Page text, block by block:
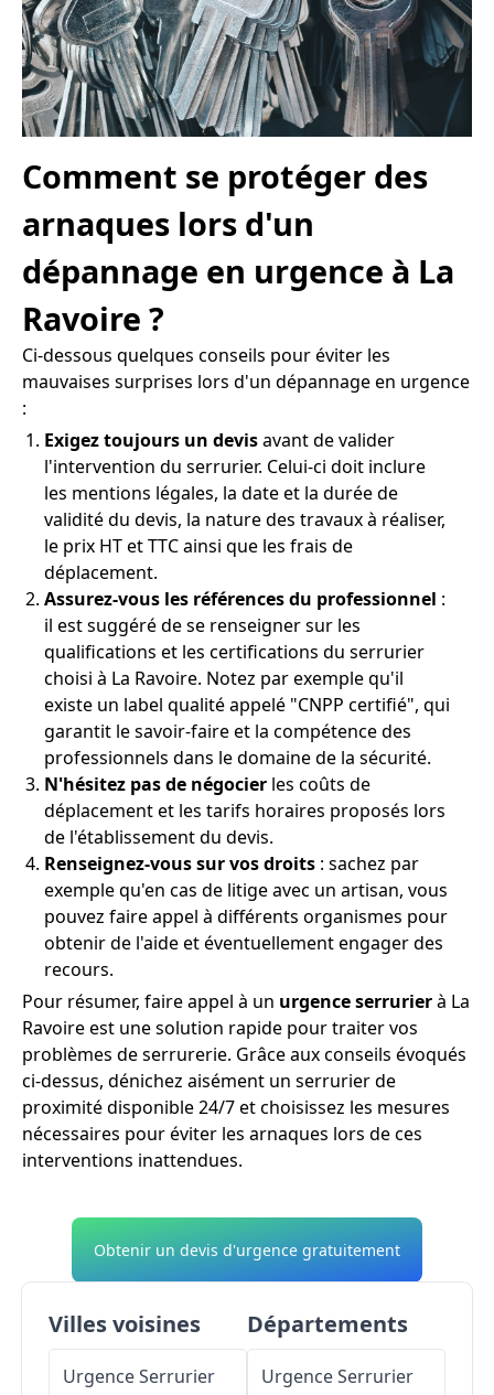
Comment se protéger des
arnaques lors d'un
dépannage en urgence à La
Ravoire ?
Ci-dessous quelques conseils pour éviter les
mauvaises surprises lors d'un dépannage en urgence
:
Exigez toujours un devisavant de valider
l'intervention du serrurier. Celui-ci doit inclure
les mentions légales, la date et la durée de
validité du devis, la nature des travaux à réaliser,
le prix HT et TTC ainsi que les frais de
déplacement.
Assurez-vous les références du professionnel :
il est suggéré de se renseigner sur les
qualifications et les certifications du serrurier
choisi à La Ravoire. Notez par exemple qu'il
existe un label qualité appelé "CNPP certifié", qui
garantit le savoir-faire et la compétence des
professionnels dans le domaine de la sécurité.
N'hésitez pas de négocier les coûts de
déplacement et les tarifs horaires proposés lors
de l'établissement du devis.
Renseignez-vous sur vos droits : sachez par
exemple qu'en cas de litige avec un artisan, vous
pouvez faire appel à différents organismes pour
obtenir de l'aide et éventuellement engager des
recours.
Pour résumer, faire appel à un urgence serrurierà La
Ravoire est une solution rapide pour traiter vos
problèmes de serrurerie. Grâce aux conseils évoqués
ci-dessus, dénichez aisément un serrurier de
proximité disponible 24/7 et choisissez les mesures
nécessaires pour éviter les arnaques lors de ces
interventions inattendues.
Obtenir un devis d'urgence gratuitement
Villes voisines
Urgence Serrurier
Départements
Urgence Serrurier